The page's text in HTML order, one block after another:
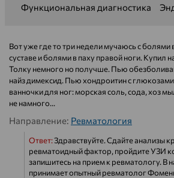
Функциональная диагностика
Вот уже где то три недели мучаюсь с
суставе и болями в паху правой ноги. Купил
Толку немного но получше. Пью
найз димексид. Пью хондроитин с
ванночки для ног: морская соль, сода, хоз
не намного...
Направление: Ревматология
Ответ:Здравствуйте. Сдайте анализы
ревматоидный фактор, пройдите УЗИ
запишитесь на прием к ревматологу. В
принимает опытный ревматолог